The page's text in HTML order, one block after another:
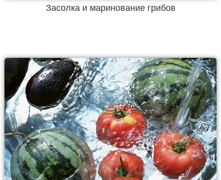
Засолка и маринование грибов